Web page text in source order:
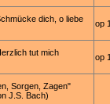
dich, o liebe
op
tut mich
op
Sorgen, Zagen"
J.S. Bach)